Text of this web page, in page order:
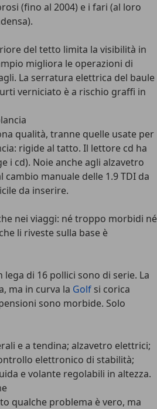
(fino al 2004) e i fari (al loro
del tetto limita la visibilità in
migliora le operazioni di
La serratura elettrica del baule
verniciato è a rischio graffi in
qualità, tranne quelle usate per
rigide al tatto. Il lettore cd ha
i cd). Noie anche agli alzavetro
cambio manuale delle 1.9 TDI da
da inserire.
nei viaggi: né troppo morbidi né
li riveste sulla base è
lega di 16 pollici sono di serie. La
ma in curva la Golf si corica
sono morbide. Solo
e a tendina; alzavetro elettrici;
elettronico di stabilità;
e volante regolabili in altezza.
qualche problema è vero, ma